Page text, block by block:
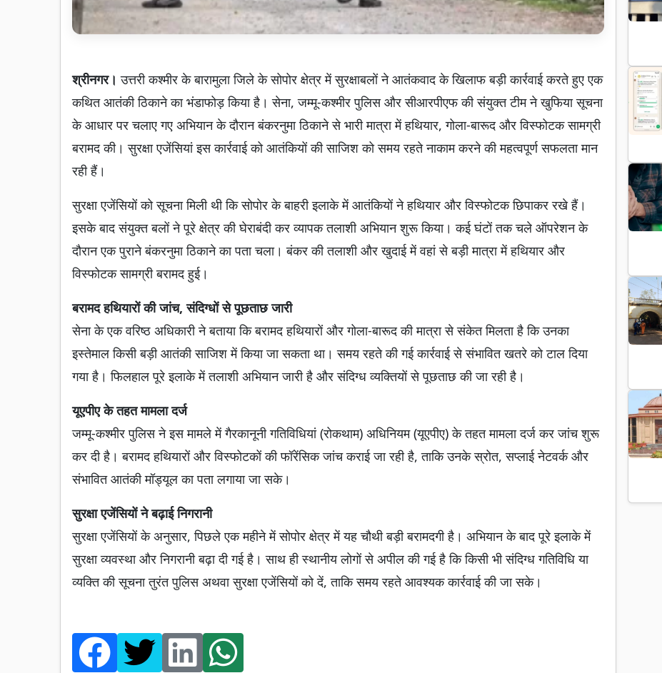
श्रीनगर।उत्तरी कश्मीर के बारामुला जिले के सोपोर क्षेत्र में सुरक्षाबलों ने आतंकवाद के खिलाफ बड़ी कार्रवाई करते हुए एक
कथित आतंकी ठिकाने का भंडाफोड़ किया है। सेना, जम्मू-कश्मीर पुलिस और सीआरपीएफ की संयुक्त टीम ने खुफिया सूचना
के आधार पर चलाए गए अभियान के दौरान बंकरनुमा ठिकाने से भारी मात्रा में हथियार, गोला-बारूद और विस्फोटक सामग्री
बरामद की। सुरक्षा एजेंसियां इस कार्रवाई को आतंकियों की साजिश को समय रहते नाकाम करने की महत्वपूर्ण सफलता मान
रही हैं।
सुरक्षा एजेंसियों को सूचना मिली थी कि सोपोर के बाहरी इलाके में आतंकियों ने हथियार और विस्फोटक छिपाकर रखे हैं।
इसके बाद संयुक्त बलों ने पूरे क्षेत्र की घेराबंदी कर व्यापक तलाशी अभियान शुरू किया। कई घंटों तक चले ऑपरेशन के
दौरान एक पुराने बंकरनुमा ठिकाने का पता चला। बंकर की तलाशी और खुदाई में वहां से बड़ी मात्रा में हथियार और
विस्फोटक सामग्री बरामद हुई।
बरामद हथियारों की जांच, संदिग्धों से पूछताछ जारी
सेना के एक वरिष्ठ अधिकारी ने बताया कि बरामद हथियारों और गोला-बारूद की मात्रा से संकेत मिलता है कि उनका
इस्तेमाल किसी बड़ी आतंकी साजिश में किया जा सकता था। समय रहते की गई कार्रवाई से संभावित खतरे को टाल दिया
गया है। फिलहाल पूरे इलाके में तलाशी अभियान जारी है और संदिग्ध व्यक्तियों से पूछताछ की जा रही है।
यूएपीए के तहत मामला दर्ज
जम्मू-कश्मीर पुलिस ने इस मामले में गैरकानूनी गतिविधियां (रोकथाम) अधिनियम (यूएपीए) के तहत मामला दर्ज कर जांच शुरू
कर दी है। बरामद हथियारों और विस्फोटकों की फॉरेंसिक जांच कराई जा रही है, ताकि उनके स्रोत, सप्लाई नेटवर्क और
संभावित आतंकी मॉड्यूल का पता लगाया जा सके।
सुरक्षा एजेंसियों ने बढ़ाई निगरानी
सुरक्षा एजेंसियों के अनुसार, पिछले एक महीने में सोपोर क्षेत्र में यह चौथी बड़ी बरामदगी है। अभियान के बाद पूरे इलाके में
सुरक्षा व्यवस्था और निगरानी बढ़ा दी गई है। साथ ही स्थानीय लोगों से अपील की गई है कि किसी भी संदिग्ध गतिविधि या
व्यक्ति की सूचना तुरंत पुलिस अथवा सुरक्षा एजेंसियों को दें, ताकि समय रहते आवश्यक कार्रवाई की जा सके।